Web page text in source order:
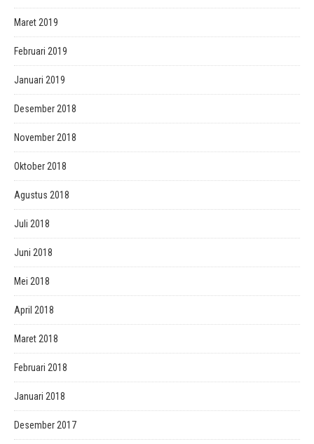
Maret 2019
Februari 2019
Januari 2019
Desember 2018
November 2018
Oktober 2018
Agustus 2018
Juli 2018
Juni 2018
Mei 2018
April 2018
Maret 2018
Februari 2018
Januari 2018
Desember 2017